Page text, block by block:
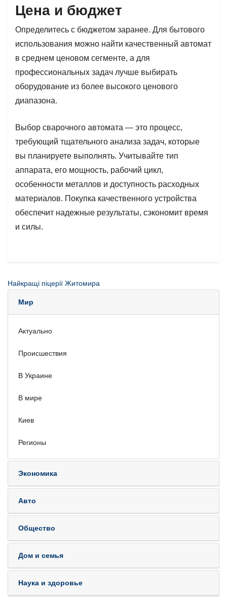
Цена и бюджет
Определитесь с бюджетом заранее. Для бытового
использования можно найти качественный автомат
в среднем ценовом сегменте, а для
профессиональных задач лучше выбирать
оборудование из более высокого ценового
диапазона.
Выбор сварочного автомата — это процесс,
требующий тщательного анализа задач, которые
вы планируете выполнять. Учитывайте тип
аппарата, его мощность, рабочий цикл,
особенности металлов и доступность расходных
материалов. Покупка качественного устройства
обеспечит надежные результаты, сэкономит время
и силы.
Найкращі піцерії Житомира
Мир
Актуально
Происшествия
В Украине
В мире
Киев
Регионы
Экономика
Авто
Общество
Дом и семья
Наука и здоровье